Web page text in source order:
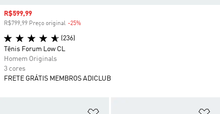
Preço com desconto
R$599,99
R$799,99 Preço original -25%
(236)
Tênis Forum Low CL
Homem Originals
3 cores
FRETE GRÁTIS MEMBROS ADICLUB